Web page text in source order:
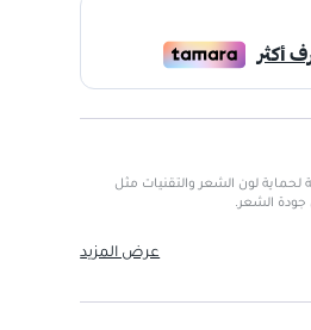
لون الشعر والتقنيات مثل
جودة الشعر.
عرض المزيد